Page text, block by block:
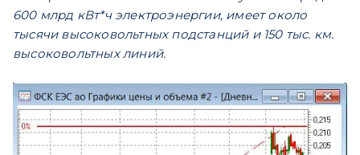
600 млрд кВт*ч электроэнергии, имеет около
тысячи высоковольтных подстанций и 150 тыс. км.
высоковольтных линий.